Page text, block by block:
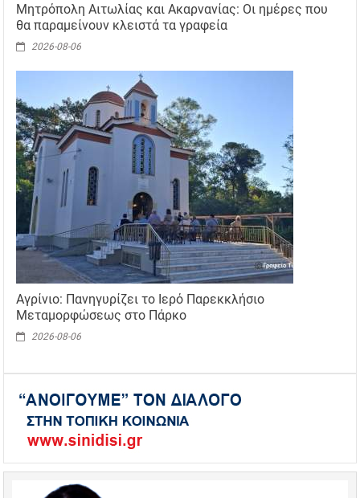
Μητρόπολη Αιτωλίας και Ακαρνανίας: Οι ημέρες που
θα παραμείνουν κλειστά τα γραφεία
2026-08-06
Αγρίνιο: Πανηγυρίζει το Ιερό Παρεκκλήσιο
Μεταμορφώσεως στο Πάρκο
2026-08-06